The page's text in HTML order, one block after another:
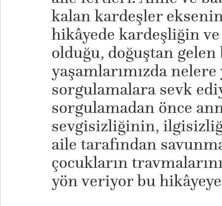
kalan kardeşler
hikâyede kardeşliğin
olduğu, doğuştan gelen
yaşamlarımızda
sorgulamalara sevk
sorgulamadan önce
sevgisizliğinin,
aile tarafından
çocukların
yön veriyor bu